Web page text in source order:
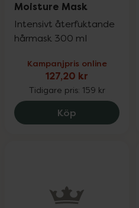
Moisture Mask
Intensivt återfuktande
hårmask 300 ml
Kampanjpris online
127,20 kr
Tidigare pris: 159 kr
Köp Ida Warg